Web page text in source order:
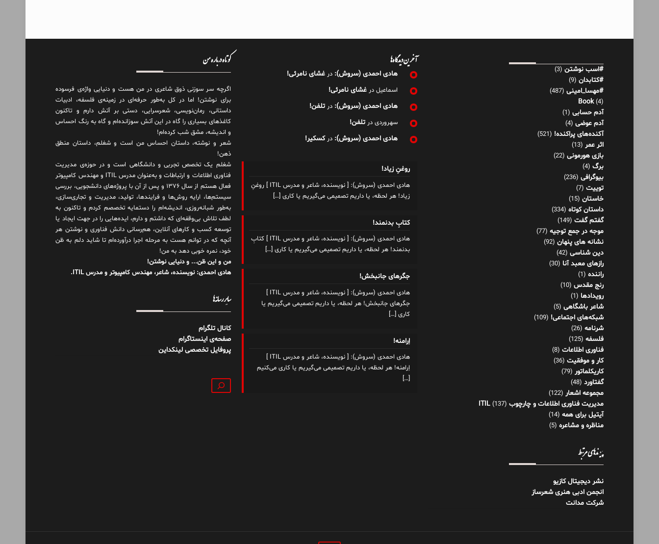
#اسب نوشتن (3)
#کتابدان (9)
#مهسا_امینی (487)
Book(4)
آدم حسابی (1)
آدم عوضی (4)
آکنده‌های پراکنده! (521)
اثر عمر (13)
بازی هورمونی (22)
برگ (4)
بیوگرافی (236)
توییت (7)
خاستان (15)
داستان کوتاه (334)
گفتم گفت (149)
موجه در جمع توجیه (77)
نشانه های پنهان (92)
دین شناسی (42)
رازهای معبد آنا (30)
راننده (1)
رنج مقدس (10)
رویدادها (1)
شاعر باشگاهی (5)
شبکه‌های اجتماعی! (109)
شرنامه (26)
فلسفه (125)
فناوری اطلاعات (8)
کار و موفقیت (36)
کاریکلماتور (79)
گفتاورد (48)
مجموعه اشعار (122)
مدیریت فناوری اطلاعات و چارچوب ITIL (137)
آیتیل برای همه (14)
مناظره و مشاعره (5)
پیوندهای مرتبط
نشر دیجیتال کازیو
انجمن ادبی هنری شعرساز
شرکت مدانت
آخرین دیدگاه‌ها
هادی احمدی (سروش): درغشای نامرئی!
اسماعیل درغشای نامرئی!
هادی احمدی (سروش): درتلفن!
سهروردی درتلفن!
هادی احمدی (سروش): درکسکیر!
روغنِ زیاد!
هادی احمدی (سروش): [ نویسنده، شاعر و مدرس ITIL ] روغنِ
زیاد! هر لحظه، یا داریم تصمیمی می‌گیریم یا کاری […]
کتابِ بدنمند!
هادی احمدی (سروش): [ نویسنده، شاعر و مدرس ITIL ] کتابِ
بدنمند! هر لحظه، یا داریم تصمیمی می‌گیریم یا کاری […]
جگرهای جانبخش!
هادی احمدی (سروش): [ نویسنده، شاعر و مدرس ITIL ]
جگرهای جانبخش! هر لحظه، یا داریم تصمیمی می‌گیریم یا
کاری […]
اِرامنه!
هادی احمدی (سروش): [ نویسنده، شاعر و مدرس ITIL ]
اِرامنه! هر لحظه، یا داریم تصمیمی می‌گیریم یا کاری می‌کنیم
[…]
کوتاه درباره من
اگرچه سر سوزنی ذوق شاعری در من هست و دنیایی واژه‌‌ی فرسوده
برای نوشتن! اما در کل به‌طور حرفه‌ای در زمینه‌ی فلسفه، ادبیات
داستانی، رمان‌نویسی، شعرسرایی، دستی بر آتش دارم و تاکنون
کاغذهای بسیاری را گاه در این آتش سوزانده‌ام و گاه به رنگ احساس
و اندیشه، مشق شب کرده‌ام!
شعر و نوشته، داستان احساس من است و شغلم، داستان منطق
ذهن!
شغلم یک تخصص تجربی و دانشگاهی است و در حوزه‌ی مدیریت
فناوری اطلاعات و ارتباطات و به‌عنوان مدرس ITIL و مهندس کامپیوتر
فعال هستم از سال ۱۳۷۶ و پس از آن با پروژه‌های دانشجویی، بررسی
سیستم‌ها، ارایه روش‌ها و فرایندها، تولید، مدیریت و تجاری‌سازی،
به‌طور شبانه‌روزی، اندیشه‌ام را دستمایه تخصصم کردم و تاکنون به
لطف تلاش بی‌وقفه‌ای که داشتم و دارم، اید‌ه‌هایی را در جهت ایجاد یا
توسعه کسب و کارهای آنلاین، هم‌رسانی دانش فناوری و نوشتن هر
آنچه که در توانم هست به مرحله اجرا درآورده‌ام تا شاید دلم به ظن
خود، نمره خوبی دهد به من!
من و این ظن... و دنیایی نوشتن!
هادی احمدی: نویسنده، شاعر، مهندس کامپیوتر و مدرس ITIL.
سایر رسانه‌ها
کانال تلگرام
صفحه‌ی اینستاگرام
پروفایل تخصصی لینکداین
جستجو